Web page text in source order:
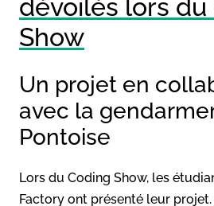
dévoilés lors du
Show
Un projet en
avec la
Pontoise
Lors du Coding Show, les
Factory ont présenté leur projet.